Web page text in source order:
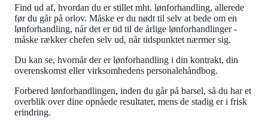
Find ud af, hvordan du er stillet mht. lønforhandling, allerede
før du går på orlov. Måske er du nødt til selv at bede om en
lønforhandling, når det er tid til de årlige lønforhandlinger -
måske rækker chefen selv ud, når tidspunktet nærmer sig.
Du kan se, hvornår der er lønforhandling i din kontrakt, din
overenskomst eller virksomhedens personalehåndbog.
Forbered lønforhandlingen, inden du går på barsel, så du har et
overblik over dine opnåede resultater, mens de stadig er i frisk
erindring.